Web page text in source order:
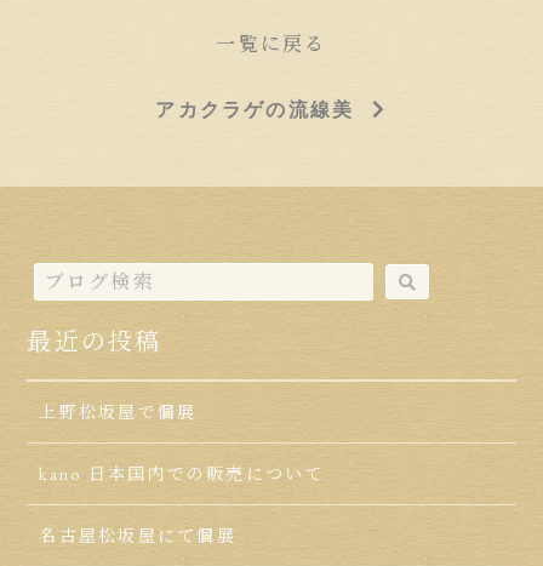
一覧に戻る
アカクラゲの流線美
最近の投稿
上野松坂屋で個展
kano 日本国内での販売について
名古屋松坂屋にて個展